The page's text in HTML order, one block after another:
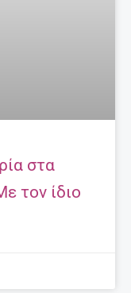
στα
τον ίδιο